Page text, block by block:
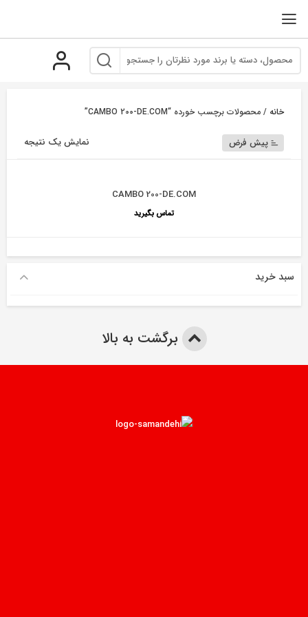
خانه / محصولات برچسب خورده “CAMBO 200-DE.COM”
نمایش یک نتیجه پیش فرض
CAMBO 200-DE.COM
تماس بگیرید
سبد خرید
برگشت به بالا